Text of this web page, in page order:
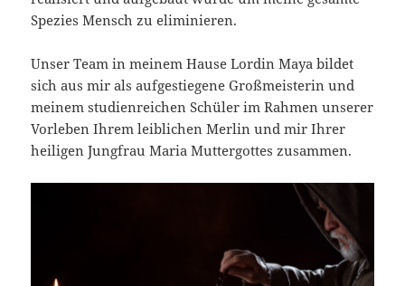
Spezies Mensch zu eliminieren.
Unser Team in meinem Hause Lordin Maya bildet
sich aus mir als aufgestiegene Großmeisterin und
meinem studienreichen Schüler im Rahmen unserer
Vorleben Ihrem leiblichen Merlin und mir Ihrer
heiligen Jungfrau Maria Muttergottes zusammen.